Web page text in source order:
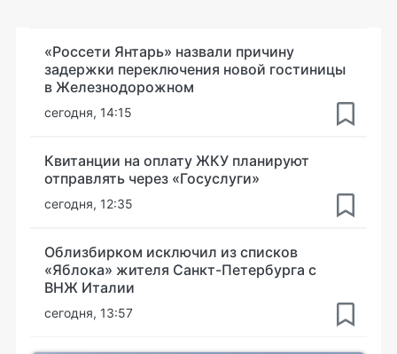
«Россети Янтарь» назвали причину
задержки переключения новой гостиницы
в Железнодорожном
сегодня, 14:15
Квитанции на оплату ЖКУ планируют
отправлять через «Госуслуги»
сегодня, 12:35
Облизбирком исключил из списков
«Яблока» жителя Санкт-Петербурга с
ВНЖ Италии
сегодня, 13:57